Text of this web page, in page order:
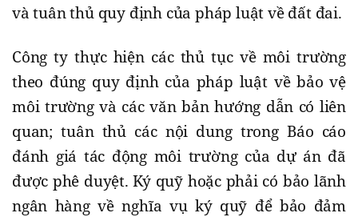
và tuân thủ quy định của pháp luật về đất đai.
Công ty thực hiện các thủ tục về môi trường
theo đúng quy định của pháp luật về bảo vệ
môi trường và các văn bản hướng dẫn có liên
quan; tuân thủ các nội dung trong Báo cáo
đánh giá tác động môi trường của dự án đã
được phê duyệt. Ký quỹ hoặc phải có bảo lãnh
ngân hàng về nghĩa vụ ký quỹ để bảo đảm